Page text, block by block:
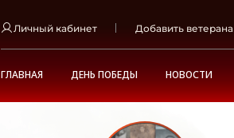
Личный кабинет Добавить ветерана
ГЛАВНАЯ ДЕНЬ ПОБЕДЫ НОВОСТИ